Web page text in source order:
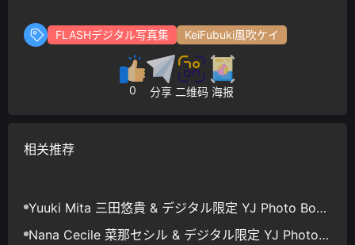
FLASHデジタル写真集 KeiFubuki風吹ケイ
0 分享 二维码 海报
相关推荐
Yuuki Mita 三田悠貴 & デジタル限定 YJ Photo Book
「モ～ッと！夢中にさせちゃうもん」
Nana Cecile 菜那セシル & デジタル限定 YJ Photo B